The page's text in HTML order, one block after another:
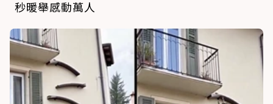
秒暖舉感動萬人